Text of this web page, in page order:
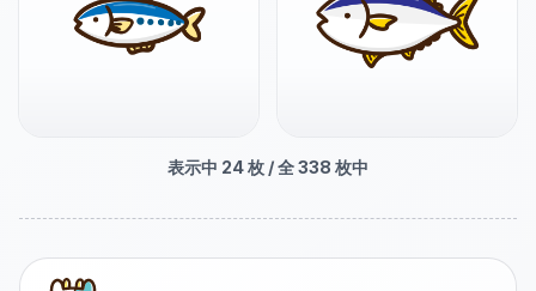
表示中 24枚 / 全338 枚中